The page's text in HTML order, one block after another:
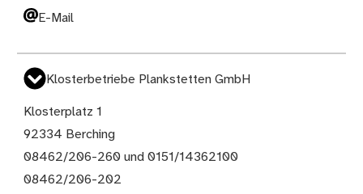
E-Mail
Klosterbetriebe Plankstetten GmbH
Klosterplatz 1
92334 Berching
08462/206-260 und 0151/14362100
08462/206-202